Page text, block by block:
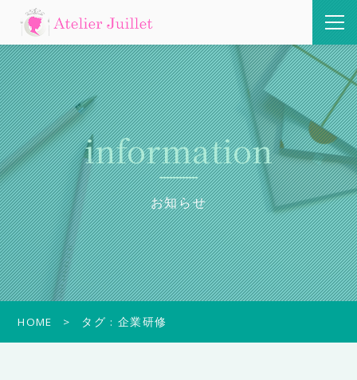
information
お知らせ
HOME タグ : 企業研修